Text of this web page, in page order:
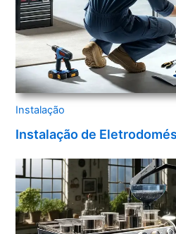
Instalação
Instalação de